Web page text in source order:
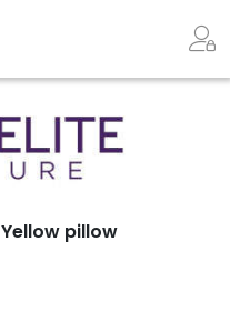
Yellow pillow